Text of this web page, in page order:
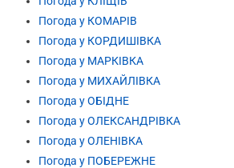
Погода у КОМАРІВ
Погода у КОРДИШІВКА
Погода у МАРКІВКА
Погода у МИХАЙЛІВКА
Погода у ОБІДНЕ
Погода у ОЛЕКСАНДРІВКА
Погода у ОЛЕНІВКА
Погода у ПОБЕРЕЖНЕ